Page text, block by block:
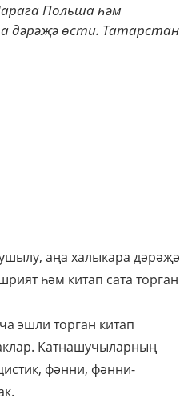
Польша һәм
дәрәҗә өсти. Татарстан
аңа халыкара дәрәҗә
һәм китап сата торган
эшли торган китап
Катнашучыларның
фәнни, фәнни-